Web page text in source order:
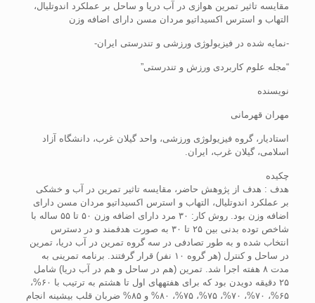
مقایسه تاثیر تمرین هوازی در آب دریا و ساحل بر عملکرد اندوتلیال،
التهاب و استرس اکسیداتیو مردان مسن دارای اضافه وزن
-نمایه شده در فیزیولوژی ورزشی و تندرستی ایران-
“مجله علوم کاربردی ورزش و تندرستی”
نویسنده
مهران قهرمانی
استادیار، گروه فیزیولوژی ورزشی، واحد گیلان غرب، دانشگاه آزاد
اسلامی، گیلان غرب، ایران.
چکیده
هدف : هدف از پژوهش حاضر، مقایسه تاثیر تمرین در آب و خشکی
بر عملکرد اندوتلیال، التهاب و استرس اکسیداتیو مردان مسن دارای
اضافه وزن بود. روش کار: ۳۰ مرد دارای اضافه وزن ۵۰ تا ۵۵ ساله با
شاخص توده بدنی بین ۲۵ تا ۳۰ به صورت هدفمند و در دسترس
انتخاب شده و به طور تصادفی در سه گروه تمرین در آب دریا، تمرین
در ساحل و کنترل (هر گروه ۱۰ نفر) قرار گرفتند. برنامه تمرینی به
مدت ۸ هفته اجرا شد. تمرین (هم در ساحل و هم در آب دریا) شامل
۲۵ دقیقه دویدن بود که برای هفته­های اول تا هشتم به ترتیب با ۶۰%،
۶۵%، ۷۰%، ۷۰%، ۷۵%، ۷۵%، ۸۰% و ۸۵% ضربان قلب بیشینه انجام